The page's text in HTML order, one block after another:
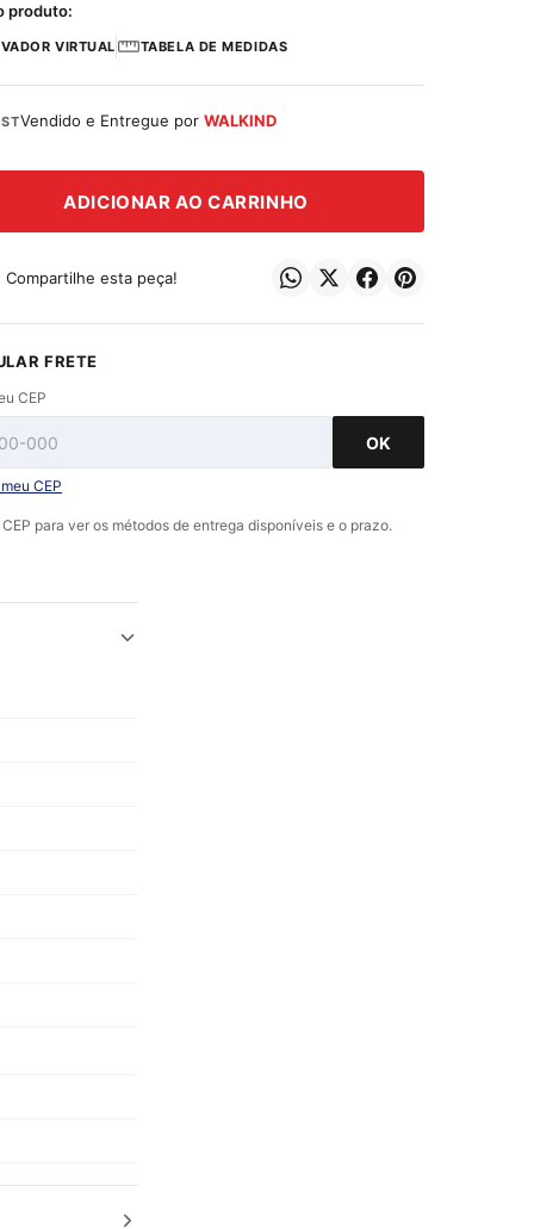
produto:
VIRTUAL TABELA DE MEDIDAS
Vendido e Entregue porWALKIND
ADICIONAR AO CARRINHO
Compartilhe esta peça!
FRETE
CEP
OK
CEP
para ver os métodos de entrega disponíveis e o prazo.